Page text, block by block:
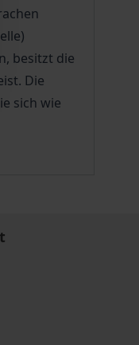
besitzt die
Die
sich wie